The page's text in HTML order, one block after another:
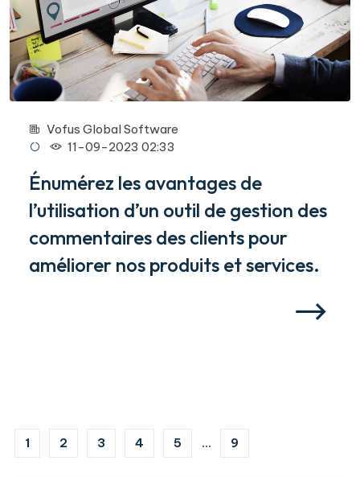
Vofus Global Software
11-09-2023 02:33
Énumérez les avantages de
l’utilisation d’un outil de gestion des
commentaires des clients pour
améliorer nos produits et services.
1 2 3 4 5 ... 9